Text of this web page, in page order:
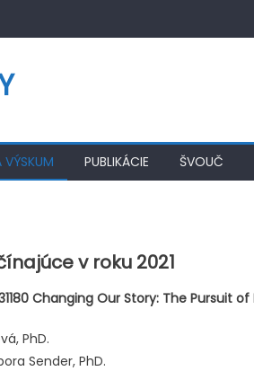
VÝSKUM PUBLIKÁCIE ŠVOUČ
v roku 2021
Changing Our Story: The Pursuit
PhD.
Sender, PhD.